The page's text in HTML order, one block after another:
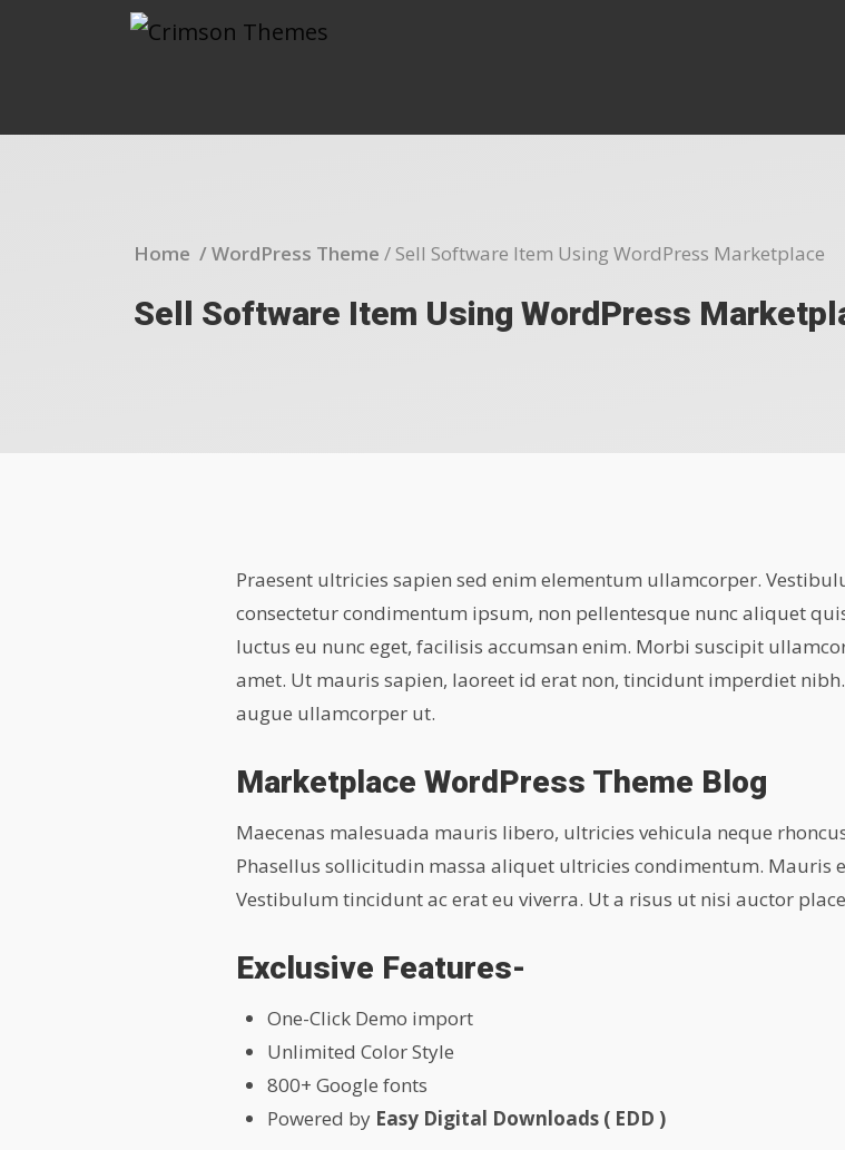
Home /WordPress Theme / Sell Software Item Using WordPress Marketplace
Sell Software Item Using WordPress
Praesent ultricies sapien sed enim elementum ullamcorper.
consectetur condimentum ipsum, non pellentesque nunc aliquet
luctus eu nunc eget, facilisis accumsan enim. Morbi suscipit
amet. Ut mauris sapien, laoreet id erat non, tincidunt imperdiet
augue ullamcorper ut.
Marketplace WordPress Theme Blog
Maecenas malesuada mauris libero, ultricies vehicula neque
Phasellus sollicitudin massa aliquet ultricies condimentum. Mauris
Vestibulum tincidunt ac erat eu viverra. Ut a risus ut nisi auctor
Exclusive Features-
One-Click Demo import
Unlimited Color Style
800+ Google fonts
Powered by Easy Digital Downloads ( EDD )